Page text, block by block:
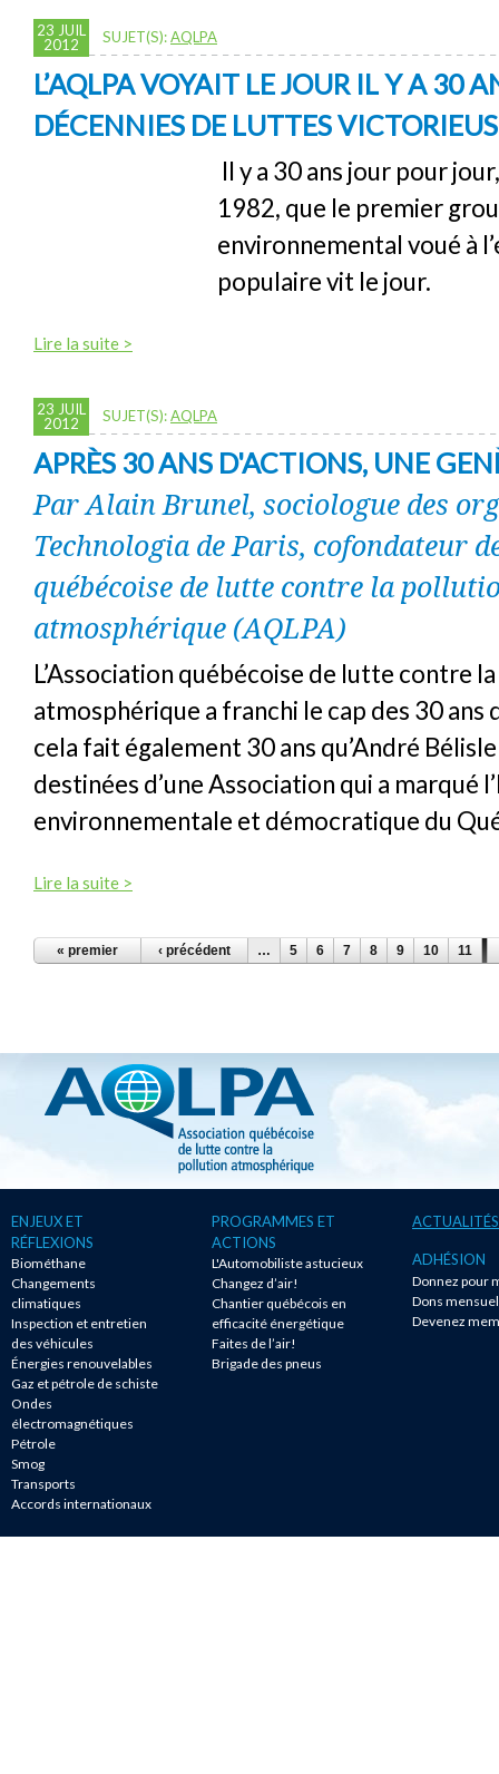
23 JUIL
2012
SUJET(S):AQLPA
L’AQLPA VOYAIT LE JOUR IL Y A 30
DÉCENNIES DE LUTTES
Il y a 30 ans jour pour
1982, que le premier
environnemental voué à
populaire vit le jour.
Lire la suite >
23 JUIL
2012
SUJET(S):AQLPA
APRÈS 30 ANS D'ACTIONS, UNE
Par Alain Brunel, sociologue des
Technologia de Paris, cofondateur
québécoise de lutte contre la
atmosphérique (AQLPA)
L’Association québécoise de lutte contre
atmosphérique a franchi le cap des 30 ans
cela fait également 30 ans qu’André
destinées d’une Association qui a marqué
environnementale et démocratique du
Lire la suite >
PAGES
« premier ‹ précédent … 5 6 7 8 9 10 11
ENJEUX ET
RÉFLEXIONS
Biométhane
Changements
climatiques
Inspection et entretien
des véhicules
Énergies renouvelables
Gaz et pétrole de schiste
Ondes
électromagnétiques
Pétrole
Smog
Transports
Accords internationaux
PROGRAMMES ET
ACTIONS
L'Automobiliste astucieux
Changez d’air!
Chantier québécois en
efficacité énergétique
Faites de l’air!
Brigade des pneus
ACTUALITÉS
ADHÉSION
Donnez pour
Dons
Devenez